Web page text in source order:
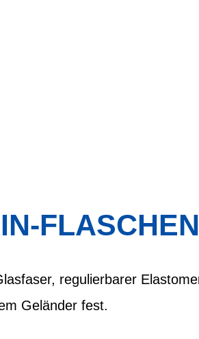
regulierbarer
Geländer fest.